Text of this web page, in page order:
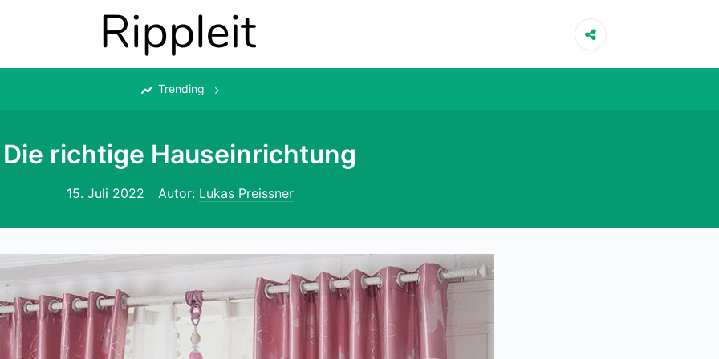
Trending
Die richtige Hauseinrichtung
15. Juli 2022 Autor: Lukas Preissner